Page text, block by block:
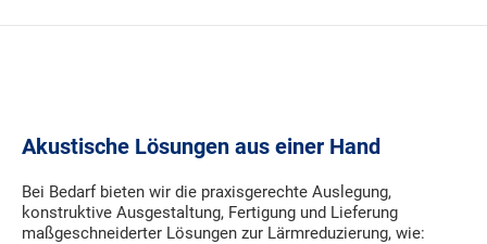
Akustische Lösungen aus einer Hand
Bei Bedarf bieten wir die praxisgerechte Auslegung,
konstruktive Ausgestaltung, Fertigung und Lieferung
maßgeschneiderter Lösungen zur Lärmreduzierung, wie: